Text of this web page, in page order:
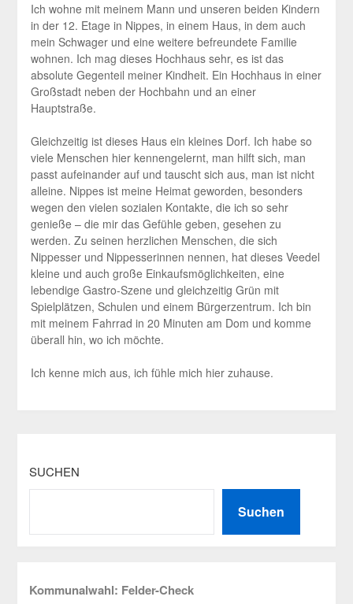
Ich wohne mit meinem Mann und unseren beiden Kindern
in der 12. Etage in Nippes, in einem Haus, in dem auch
mein Schwager und eine weitere befreundete Familie
wohnen. Ich mag dieses Hochhaus sehr, es ist das
absolute Gegenteil meiner Kindheit. Ein Hochhaus in einer
Großstadt neben der Hochbahn und an einer
Hauptstraße.
Gleichzeitig ist dieses Haus ein kleines Dorf. Ich habe so
viele Menschen hier kennengelernt, man hilft sich, man
passt aufeinander auf und tauscht sich aus, man ist nicht
alleine. Nippes ist meine Heimat geworden, besonders
wegen den vielen sozialen Kontakte, die ich so sehr
genieße – die mir das Gefühle geben, gesehen zu
werden. Zu seinen herzlichen Menschen, die sich
Nippesser und Nippesserinnen nennen, hat dieses Veedel
kleine und auch große Einkaufsmöglichkeiten, eine
lebendige Gastro-Szene und gleichzeitig Grün mit
Spielplätzen, Schulen und einem Bürgerzentrum. Ich bin
mit meinem Fahrrad in 20 Minuten am Dom und komme
überall hin, wo ich möchte.
Ich kenne mich aus, ich fühle mich hier zuhause.
SUCHEN
Suchen
Kommunalwahl: Felder-Check